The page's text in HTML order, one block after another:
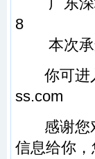
8
本次承
你可进入
ss.com
感谢您
信息给你